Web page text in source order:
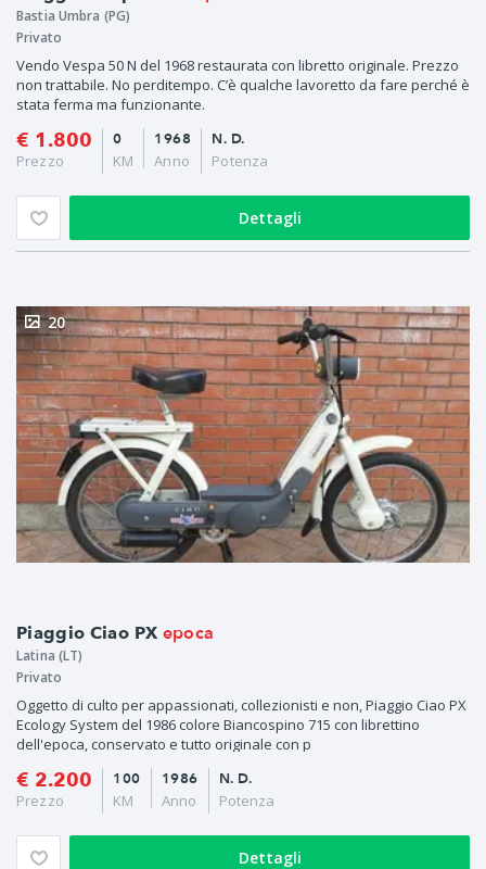
Bastia Umbra (PG)
Privato
Vendo Vespa 50 N del 1968 restaurata con libretto originale. Prezzo
non trattabile. No perditempo. C’è qualche lavoretto da fare perché è
stata ferma ma funzionante.
€ 1.800
Prezzo
1968
Anno
0
KM
N. D.
Potenza
Dettagli
Piaggio Ciao PX epoca
20
Latina (LT)
Privato
Oggetto di culto per appassionati, collezionisti e non, Piaggio Ciao PX
Ecology System del 1986 colore Biancospino 715 con librettino
dell'epoca, conservato e tutto originale con p
€ 2.200
Prezzo
1986
Anno
100
KM
N. D.
Potenza
Dettagli